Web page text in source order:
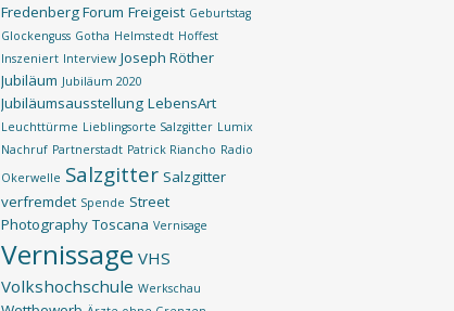
Fredenberg Forum Freigeist Geburtstag
Glockenguss Gotha Helmstedt Hoffest
Inszeniert Interview Joseph Röther
Jubiläum Jubiläum 2020
Jubiläumsausstellung LebensArt
Leuchttürme Lieblingsorte Salzgitter Lumix
Nachruf Partnerstadt Patrick Riancho Radio
Okerwelle Salzgitter Salzgitter
verfremdet Spende Street
Photography Toscana Vernisage
Vernissage VHS
Volkshochschule Werkschau